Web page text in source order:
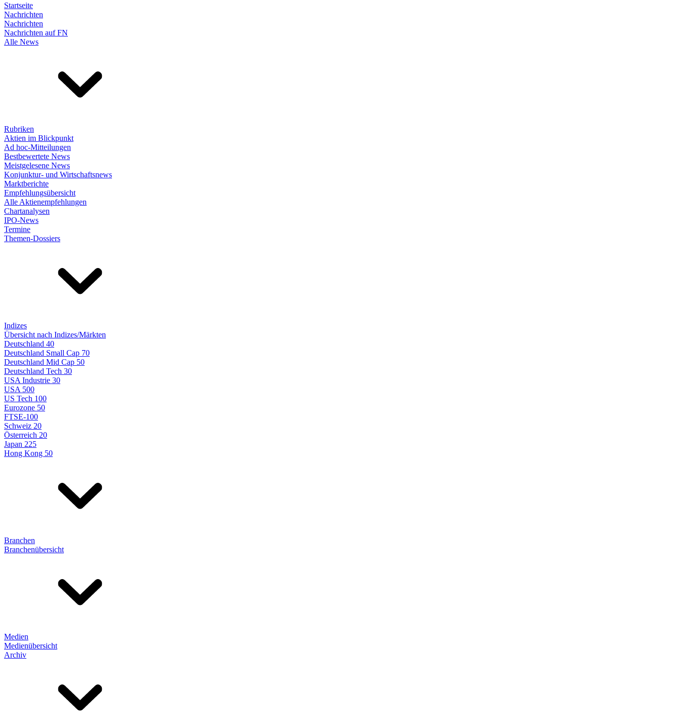
Startseite
Nachrichten
Nachrichten
Nachrichten auf FN
Alle News
Rubriken
Aktien im Blickpunkt
Ad hoc-Mitteilungen
Bestbewertete News
Meistgelesene News
Konjunktur- und Wirtschaftsnews
Marktberichte
Empfehlungsübersicht
Alle Aktienempfehlungen
Chartanalysen
IPO-News
Termine
Themen-Dossiers
Indizes
Übersicht nach Indizes/Märkten
Deutschland 40
Deutschland Small Cap 70
Deutschland Mid Cap 50
Deutschland Tech 30
USA Industrie 30
USA 500
US Tech 100
Eurozone 50
FTSE-100
Schweiz 20
Österreich 20
Japan 225
Hong Kong 50
Branchen
Branchenübersicht
Medien
Medienübersicht
Archiv